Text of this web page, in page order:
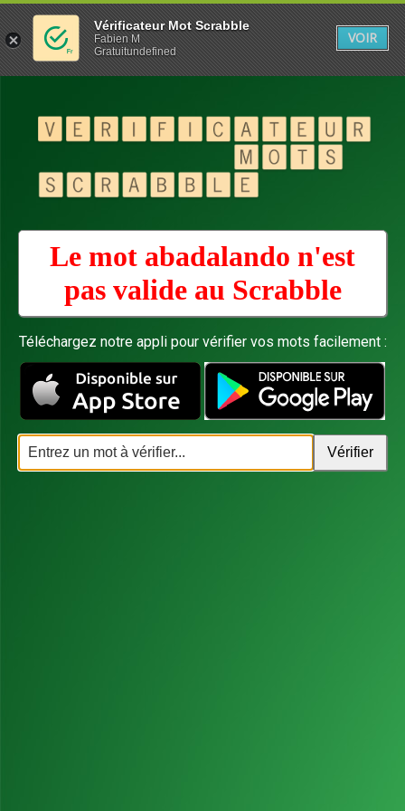
Le mot abadalando n'est
pas valide au Scrabble
Téléchargez notre appli pour vérifier vos mots facilement :
Vérificateur Mot Scrabble
Fabien M
Gratuitundefined
VOIR